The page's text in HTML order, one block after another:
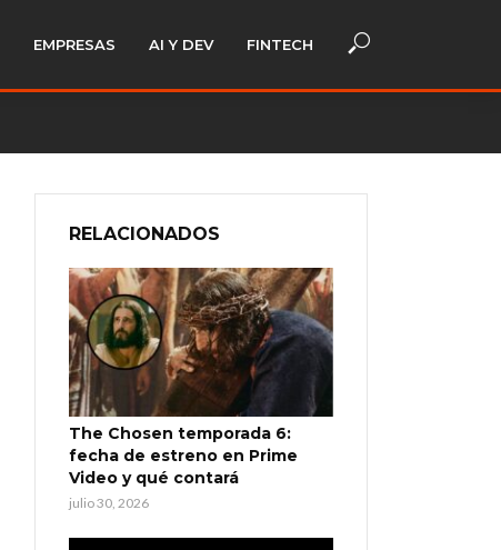
EMPRESAS AI Y DEV FINTECH
RELACIONADOS
The Chosen temporada 6:
fecha de estreno en Prime
Video y qué contará
julio 30, 2026